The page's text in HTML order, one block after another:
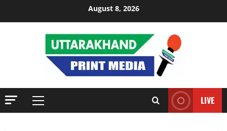
August 8, 2026
Primary
LIVE